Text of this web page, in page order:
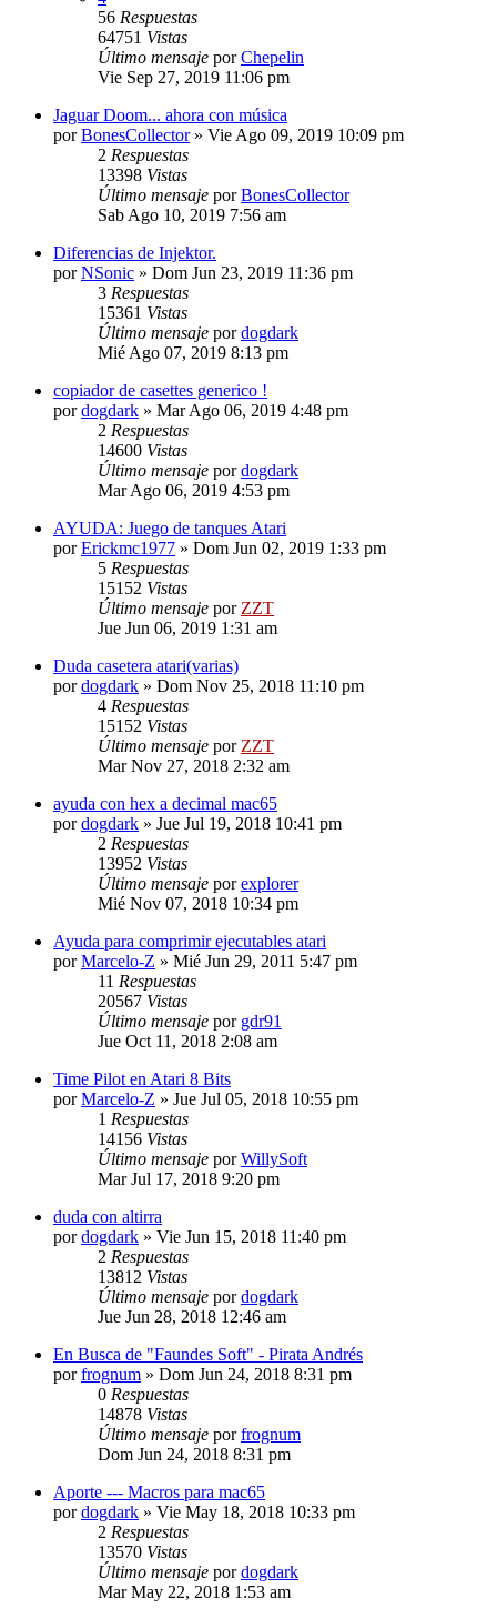
56 Respuestas
64751 Vistas
Último mensaje porChepelin
Vie Sep 27, 2019 11:06 pm
Jaguar Doom... ahora con música
porBonesCollector» Vie Ago 09, 2019 10:09 pm
2 Respuestas
13398 Vistas
Último mensaje porBonesCollector
Sab Ago 10, 2019 7:56 am
Diferencias de Injektor.
porNSonic » Dom Jun 23, 2019 11:36 pm
3 Respuestas
15361 Vistas
Último mensaje pordogdark
Mié Ago 07, 2019 8:13 pm
copiador de casettes generico !
pordogdark » Mar Ago 06, 2019 4:48 pm
2 Respuestas
14600 Vistas
Último mensaje pordogdark
Mar Ago 06, 2019 4:53 pm
AYUDA: Juego de tanques Atari
porErickmc1977 » Dom Jun 02, 2019 1:33 pm
5 Respuestas
15152 Vistas
Último mensaje por ZZT
Jue Jun 06, 2019 1:31 am
Duda casetera atari(varias)
pordogdark » Dom Nov 25, 2018 11:10 pm
4 Respuestas
15152 Vistas
Último mensaje por ZZT
Mar Nov 27, 2018 2:32 am
ayuda con hex a decimal mac65
pordogdark » Jue Jul 19, 2018 10:41 pm
2 Respuestas
13952 Vistas
Último mensaje porexplorer
Mié Nov 07, 2018 10:34 pm
Ayuda para comprimir ejecutables atari
porMarcelo-Z » Mié Jun 29, 2011 5:47 pm
11 Respuestas
20567 Vistas
Último mensaje por gdr91
Jue Oct 11, 2018 2:08 am
Time Pilot en Atari 8 Bits
porMarcelo-Z » Jue Jul 05, 2018 10:55 pm
1 Respuestas
14156 Vistas
Último mensaje porWillySoft
Mar Jul 17, 2018 9:20 pm
duda con altirra
pordogdark » Vie Jun 15, 2018 11:40 pm
2 Respuestas
13812 Vistas
Último mensaje pordogdark
Jue Jun 28, 2018 12:46 am
En Busca de "Faundes Soft" - Pirata Andrés
porfrognum » Dom Jun 24, 2018 8:31 pm
0 Respuestas
14878 Vistas
Último mensaje porfrognum
Dom Jun 24, 2018 8:31 pm
Aporte --- Macros para mac65
pordogdark » Vie May 18, 2018 10:33 pm
2 Respuestas
13570 Vistas
Último mensaje pordogdark
Mar May 22, 2018 1:53 am